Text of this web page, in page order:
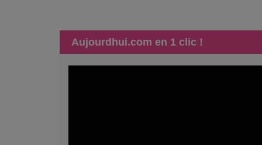
Aujourdhui.com en 1 clic !